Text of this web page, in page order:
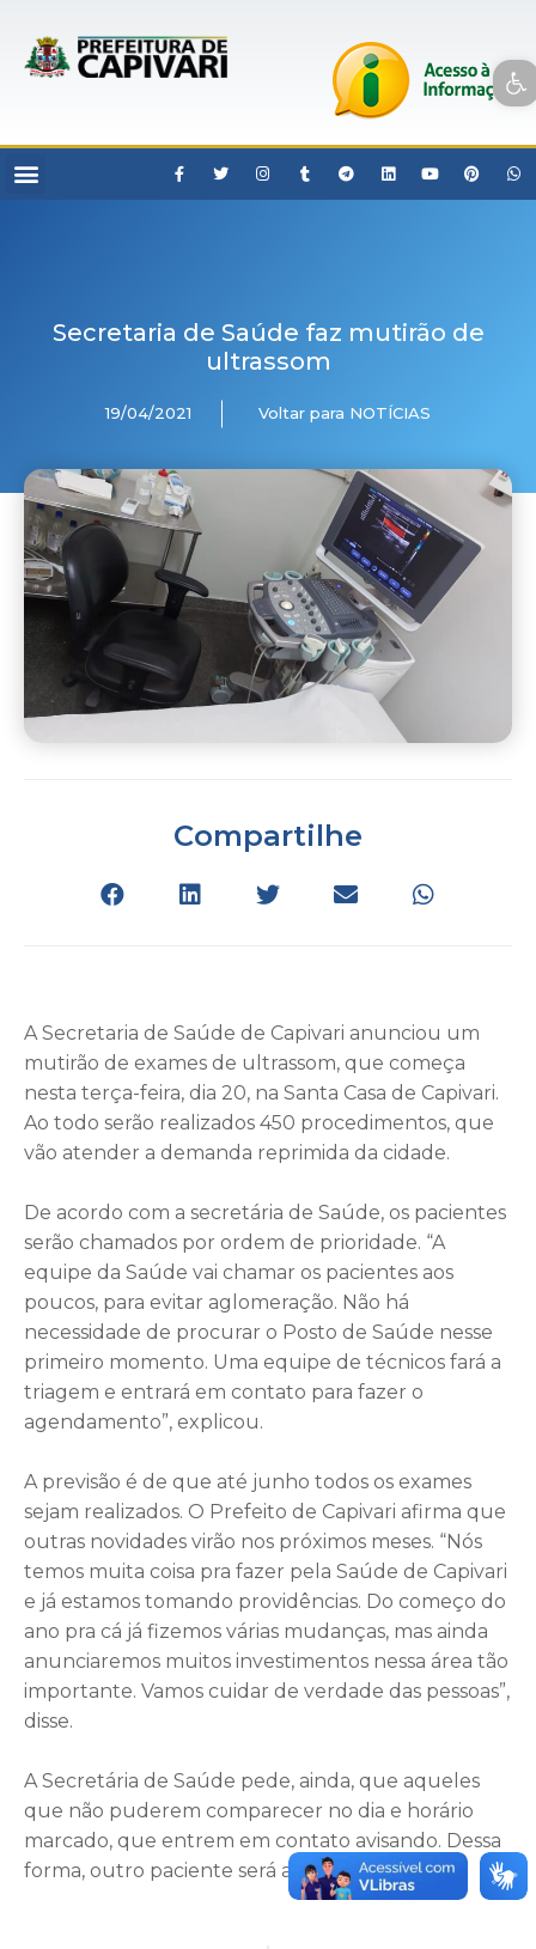
Open toolbar
Secretaria de Saúde faz mutirão de
ultrassom
19/04/2021 Voltar para NOTÍCIAS
Compartilhe
A Secretaria de Saúde de Capivari anunciou um
mutirão de exames de ultrassom, que começa
nesta terça-feira, dia 20, na Santa Casa de Capivari.
Ao todo serão realizados 450 procedimentos, que
vão atender a demanda reprimida da cidade.
De acordo com a secretária de Saúde, os pacientes
serão chamados por ordem de prioridade. “A
equipe da Saúde vai chamar os pacientes aos
poucos, para evitar aglomeração. Não há
necessidade de procurar o Posto de Saúde nesse
primeiro momento. Uma equipe de técnicos fará a
triagem e entrará em contato para fazer o
agendamento”, explicou.
A previsão é de que até junho todos os exames
sejam realizados. O Prefeito de Capivari afirma que
outras novidades virão nos próximos meses. “Nós
temos muita coisa pra fazer pela Saúde de Capivari
e já estamos tomando providências. Do começo do
ano pra cá já fizemos várias mudanças, mas ainda
anunciaremos muitos investimentos nessa área tão
importante. Vamos cuidar de verdade das pessoas”,
disse.
A Secretária de Saúde pede, ainda, que aqueles
que não puderem comparecer no dia e horário
marcado, que entrem em contato avisando. Dessa
forma, outro paciente será agendado.